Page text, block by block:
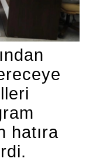
hatıra